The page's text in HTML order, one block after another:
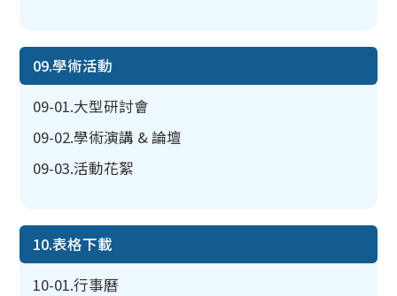
09.學術活動
09-01.大型研討會
09-02.學術演講 & 論壇
09-03.活動花絮
10.表格下載
10-01.行事曆